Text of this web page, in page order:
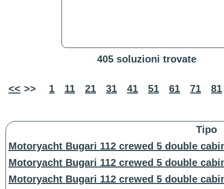
405 soluzioni trovate
<< >> 1 11 21 31 41 51 61 71 81
Tipo
Motoryacht Bugari 112 crewed 5 double
Motoryacht Bugari 112 crewed 5 double
Motoryacht Bugari 112 crewed 5 double